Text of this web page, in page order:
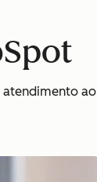
atendimento ao